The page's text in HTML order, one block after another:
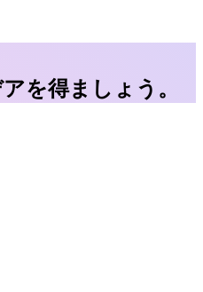
を得ましょう。